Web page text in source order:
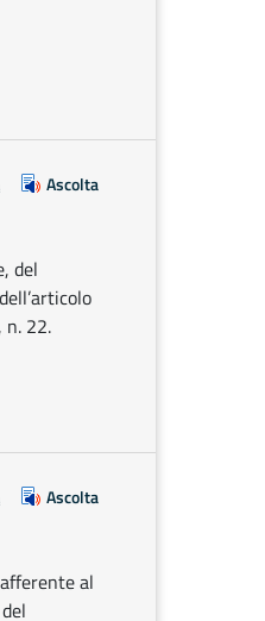
Ascolta
del
n. 22.
Ascolta
al